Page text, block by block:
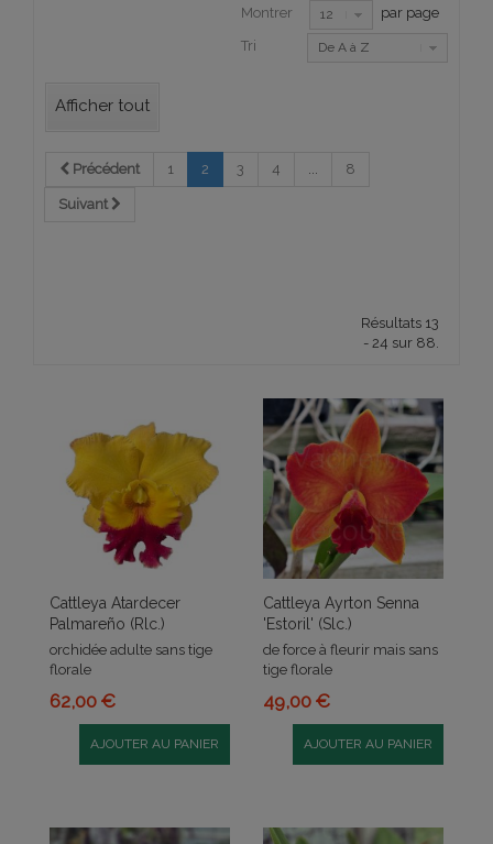
par page
12
Montrer
Tri
De A à Z
Afficher tout
Précédent 1 2 3 4 8
Suivant
Résultats 13
- 24 sur 88.
Cattleya Atardecer
Palmareño (Rlc.)
orchidée adulte sans tige
florale
62,00 €
AJOUTER AU PANIER
Cattleya Ayrton Senna
'Estoril' (Slc.)
de force à fleurir mais sans
tige florale
49,00 €
AJOUTER AU PANIER